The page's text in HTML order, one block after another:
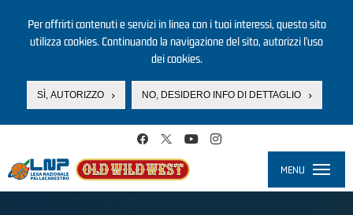
Per offrirti contenuti e servizi in linea con i tuoi interessi, questo sito
utilizza cookies. Continuando la navigazione del sito, autorizzi l’uso
dei cookies.
SÌ, AUTORIZZO NO, DESIDERO INFO DI DETTAGLIO
MENU